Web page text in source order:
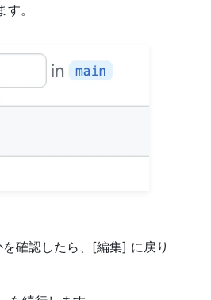
。
確認したら、[編集] に戻り